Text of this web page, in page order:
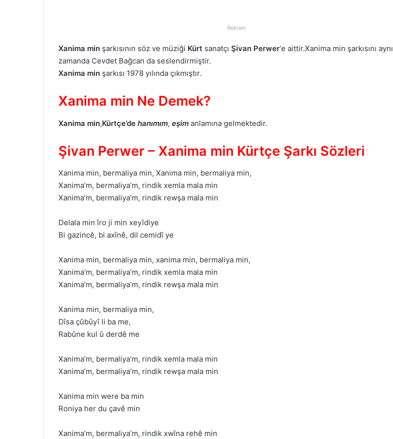
Reklam
Xanima min şarkısının söz ve müziği Kürt sanatçı Şivan Perwer‘e aittir.Xanima min şarkısını aynı
zamanda Cevdet Bağcan da seslendirmiştir.
Xanima min şarkısı 1978 yılında çıkmıştır.
Xanima min Ne Demek?
Xanima min,Kürtçe’de hanımım, eşim anlamına gelmektedir.
Şivan Perwer – Xanima min Kürtçe Şarkı Sözleri
Xanima min, bermaliya min, Xanima min, bermaliya min,
Xanima’m, bermaliya’m, rindik xemla mala min
Xanima’m, bermaliya’m, rindik rewşa mala min
Delala min îro ji min xeyîdiye
Bi gazincê, bi axînê, dil cemidî ye
Xanima min, bermaliya min, xanima min, bermaliya min,
Xanima’m, bermaliya’m, rindik xemla mala min
Xanima’m, bermaliya’m, rindik rewşa mala min
Xanima min, bermaliya min,
Dîsa çûbûyî li ba me,
Rabûne kul û derdê me
Xanima’m, bermaliya’m, rindik xemla mala min
Xanima’m, bermaliya’m, rindik rewşa mala min
Xanima min were ba min
Roniya her du çavê min
Xanima’m, bermaliya’m, rindik xwîna rehê min